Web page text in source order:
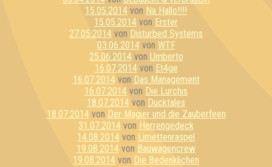
15.05.2014 von Na Hallo!!!!
15.05.2014 von Erster
27.05.2014 von Disturbed Systems
03.06.2014von WTF
25.06.2014von Umberto
16.07.2014von Et4ge
16.07.2014von Das Management
16.07.2014 von Die Lurchis
18.07.2014 von Ducktales
18.07.2014von Der Magier und die Zauberfeen
31.07.2014 von Herrengedeck
14.08.2014 von Limettenraspel
19.08.2014 von Bauwagencrew
19.08.2014 von Die Bedenklichen